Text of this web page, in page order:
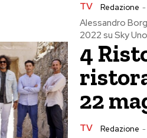
TV Redazione -
Alessandro
2022 su Sky
4
22
TV Redazione -